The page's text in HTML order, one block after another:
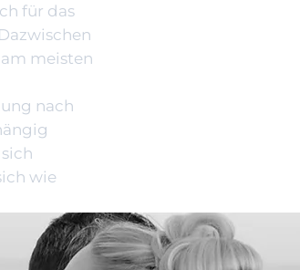
für das
meisten
nach
wie